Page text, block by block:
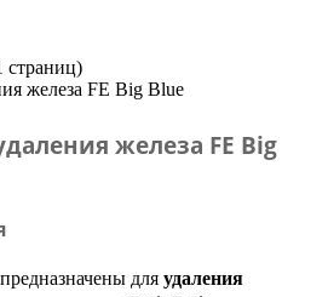
страниц)
железа FE Big
предназначены для удаления